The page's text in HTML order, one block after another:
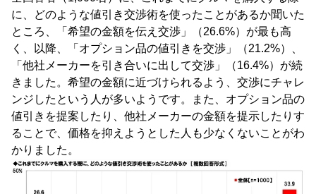
に、どのような値引き交渉術を使ったことがあるか聞いた
ところ、「希望の金額を伝え交渉」（26.6%）が最も高
く、以降、「オプション品の値引きを交渉」（21.2%）、
「他社メーカーを引き合いに出して交渉」（16.4%）が続
きました。希望の金額に近づけられるよう、交渉にチャレ
ンジしたという人が多いようです。また、オプション品の
値引きを提案したり、他社メーカーの金額を提示したりす
ることで、価格を抑えようとした人も少なくないことがわ
かりました。